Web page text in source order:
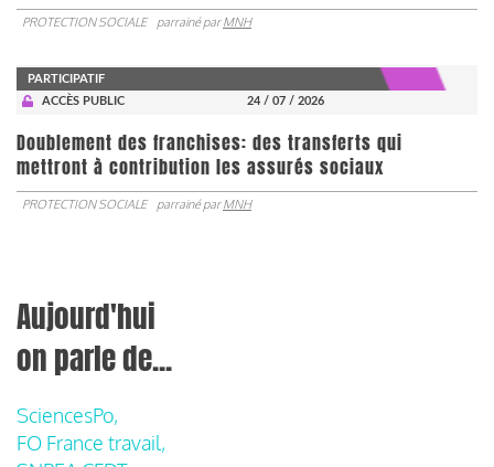
PROTECTION SOCIALE parrainé parMNH
PARTICIPATIF
ACCÈS PUBLIC
24 / 07 / 2026
Doublement des franchises: des transferts qui
mettront à contribution les assurés sociaux
PROTECTION SOCIALE parrainé parMNH
Aujourd'hui
on parle de...
SciencesPo,
FO France travail,